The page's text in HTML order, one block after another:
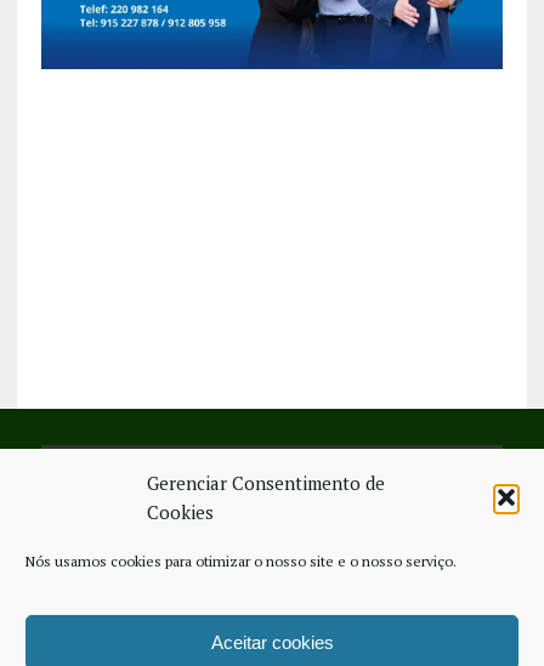
Gerenciar Consentimento de
Cookies
Nós usamos cookies para otimizar o nosso site e o nosso serviço.
Aceitar cookies
SIGA-NOS NO FACEBOOK
ESTATUTO EDITORIAL CONTACTE-NOS